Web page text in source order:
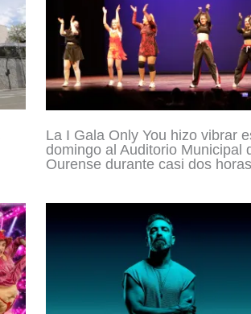
La I Gala Only You hizo vibrar
domingo al Auditorio Municipal
Ourense durante casi dos